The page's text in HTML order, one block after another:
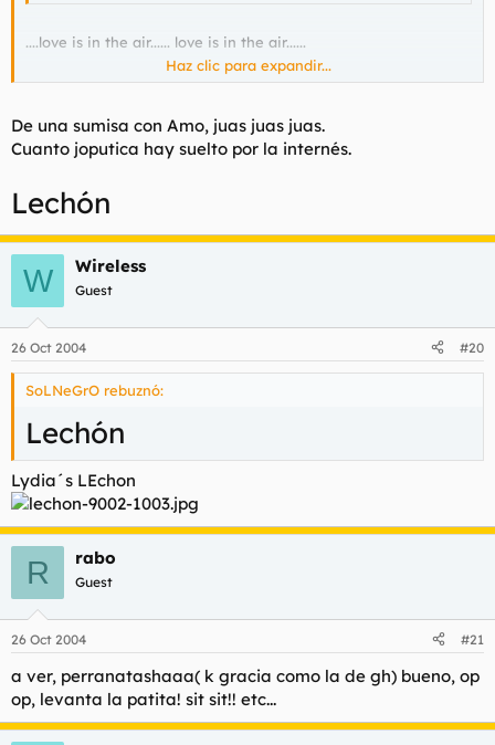
....love is in the air...... love is in the air......
Se nos esta enamorando el chaval
Haz clic para expandir...
De una sumisa con Amo, juas juas juas.
Cuanto joputica hay suelto por la internés.
Lechón
W Wireless
Guest
26 Oct 2004 #20
SoLNeGrO rebuznó:
Lechón
Lydia´s LEchon
R rabo
Guest
26 Oct 2004 #21
a ver, perranatashaaa( k gracia como la de gh) bueno, op
op, levanta la patita! sit sit!! etc...